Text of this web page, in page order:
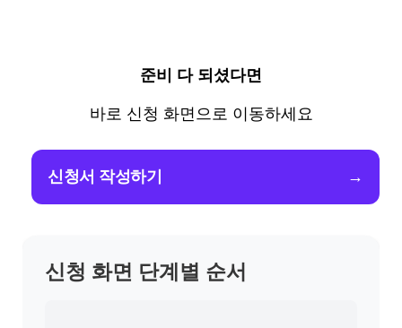
준비 다 되셨다면
바로 신청 화면으로 이동하세요
신청서 작성하기 →
신청 화면 단계별 순서